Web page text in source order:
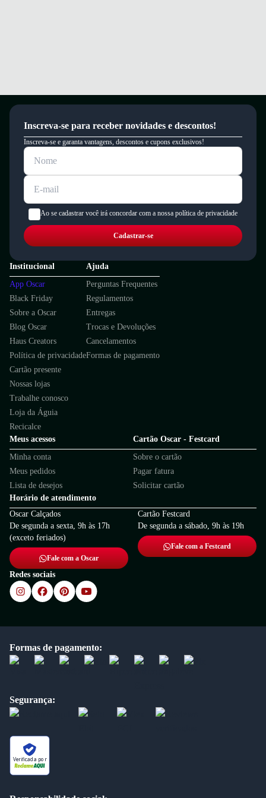
Inscreva-se para receber novidades e descontos!
Inscreva-se e garanta vantagens, descontos e cupons exclusivos!
Ao se cadastrar você irá concordar com a nossa política de privacidade
Cadastrar-se
Institucional
App Oscar
Black Friday
Sobre a Oscar
Blog Oscar
Haus Creators
Política de privacidade
Cartão presente
Nossas lojas
Trabalhe conosco
Loja da Águia
Recicalce
Ajuda
Perguntas Frequentes
Regulamentos
Entregas
Trocas e Devoluções
Cancelamentos
Formas de pagamento
Meus acessos
Minha conta
Meus pedidos
Lista de desejos
Cartão Oscar - Festcard
Sobre o cartão
Pagar fatura
Solicitar cartão
Horário de atendimento
Oscar Calçados
De segunda a sexta, 9h às 17h
(exceto feriados)
Fale com a Oscar
Cartão Festcard
De segunda a sábado, 9h às 19h
Fale com a Festcard
Redes sociais
Formas de pagamento:
Segurança:
Verificada por